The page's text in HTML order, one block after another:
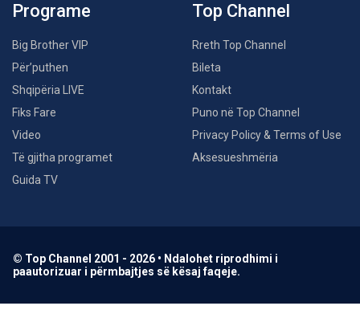
Programe
Big Brother VIP
Për’puthen
Shqipëria LIVE
Fiks Fare
Video
Të gjitha programet
Guida TV
Top Channel
Rreth Top Channel
Bileta
Kontakt
Puno në Top Channel
Privacy Policy & Terms of Use
Aksesueshmëria
© Top Channel 2001 - 2026 • Ndalohet riprodhimi i
paautorizuar i përmbajtjes së kësaj faqeje.